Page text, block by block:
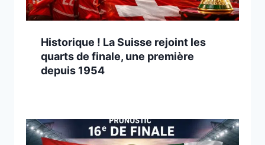
Historique ! La Suisse rejoint les
quarts de finale, une première
depuis 1954